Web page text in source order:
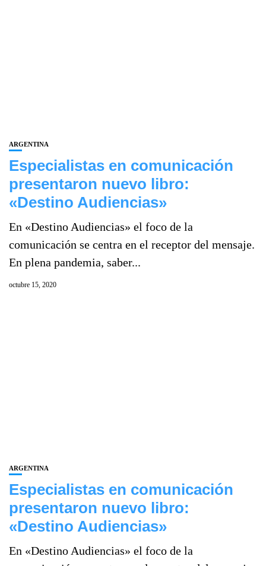
ARGENTINA
Especialistas en comunicación
presentaron nuevo libro:
«Destino Audiencias»
En «Destino Audiencias» el foco de la
comunicación se centra en el receptor del mensaje.
En plena pandemia, saber...
octubre 15, 2020
ARGENTINA
Especialistas en comunicación
presentaron nuevo libro:
«Destino Audiencias»
En «Destino Audiencias» el foco de la